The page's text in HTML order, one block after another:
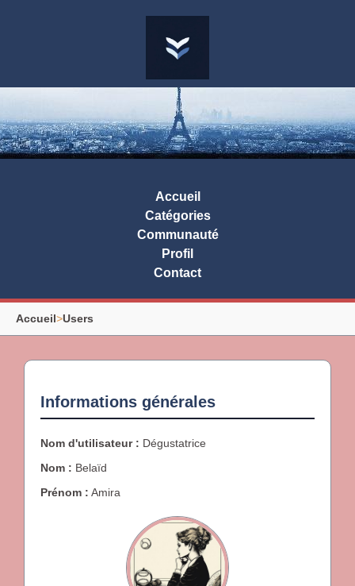
Accueil
Catégories
Communauté
Profil
Contact
Accueil>Users
Informations générales
Nom d'utilisateur : Dégustatrice
Nom : Belaïd
Prénom : Amira